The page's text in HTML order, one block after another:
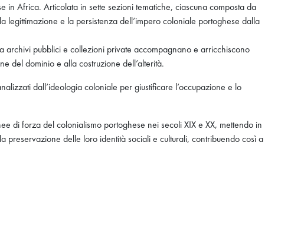
in Africa. Articolata in sette sezioni tematiche, ciascuna composta da
e la persistenza dell’impero coloniale portoghese dalla
archivi pubblici e collezioni private accompagnano e arricchiscono
del dominio e alla costruzione dell’alterità.
dall’ideologia coloniale per giustificare l’occupazione e lo
di forza del colonialismo portoghese nei secoli XIX e XX, mettendo in
delle loro identità sociali e culturali, contribuendo così a